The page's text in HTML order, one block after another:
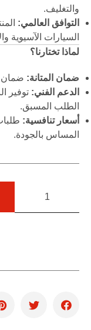
والتغليف.
التوافق العالمي:
السيارات الآسيوية
لماذا تختارنا؟
ضمان المتانة: ضمان لمدة 12
الدعم الفني: توفير
الطلب المسبق.
أسعار تنافسية:
المساس بالجودة.